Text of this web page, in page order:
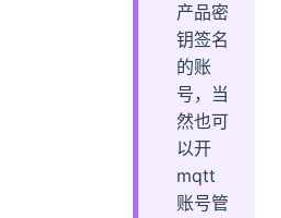
产品密
钥签名
的账
号，当
然也可
以开
mqtt
账号管